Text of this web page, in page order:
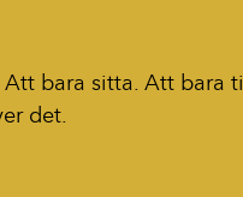
bara sitta. Att bara
det.